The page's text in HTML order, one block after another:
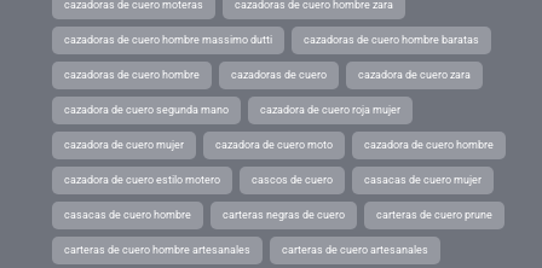
cazadoras de cuero moteras cazadoras de cuero hombre zara
cazadoras de cuero hombre massimo dutti cazadoras de cuero hombre baratas
cazadoras de cuero hombre cazadoras de cuero cazadora de cuero zara
cazadora de cuero segunda mano cazadora de cuero roja mujer
cazadora de cuero mujer cazadora de cuero moto cazadora de cuero hombre
cazadora de cuero estilo motero cascos de cuero casacas de cuero mujer
casacas de cuero hombre carteras negras de cuero carteras de cuero prune
carteras de cuero hombre artesanales carteras de cuero artesanales